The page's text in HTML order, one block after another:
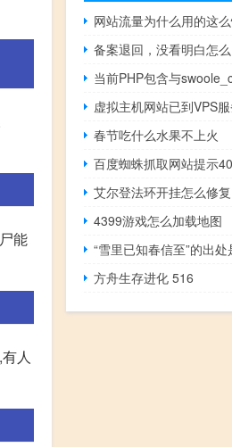
能
人
网站流量为什么用的这
备案退回，没看明白怎
当前PHP包含与
虚拟主机网站已到VPS
春节吃什么水果不上火
百度蜘蛛抓取网站提示
艾尔登法环开挂怎么修复
4399游戏怎么加载地图
“雪里已知春信至”的出处
方舟生存进化 516